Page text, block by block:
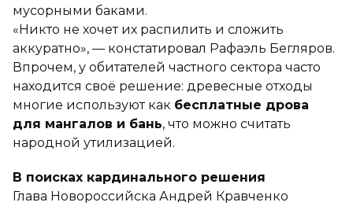
мусорными баками.
«Никто не хочет их распилить и сложить
аккуратно», — констатировал Рафаэль Бегляров.
Впрочем, у обитателей частного сектора часто
находится своё решение: древесные отходы
многие используют как бесплатные дрова
для мангалов и бань, что можно считать
народной утилизацией.
В поисках кардинального решения
Глава Новороссийска Андрей Кравченко